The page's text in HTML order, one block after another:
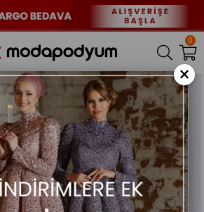
0
Filtreleme
%28 %28
Yeni
Ürün
×